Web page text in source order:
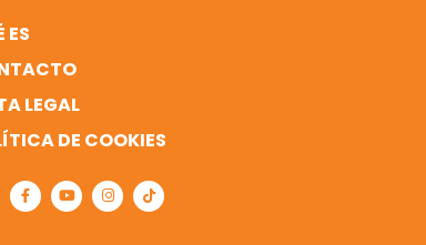
ES
LEGAL
DE COOKIES